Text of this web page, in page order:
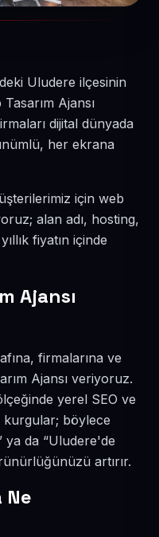
Uludere ilçesinin
Ajansı
dijital dünyada
her ekrana
için web
alan adı, hosting,
fiyatın içinde
Ajansı
firmalarına ve
Ajansı veriyoruz.
yerel SEO ve
kurgular; böylece
ya da “Uludere'de
artırır.
Ne